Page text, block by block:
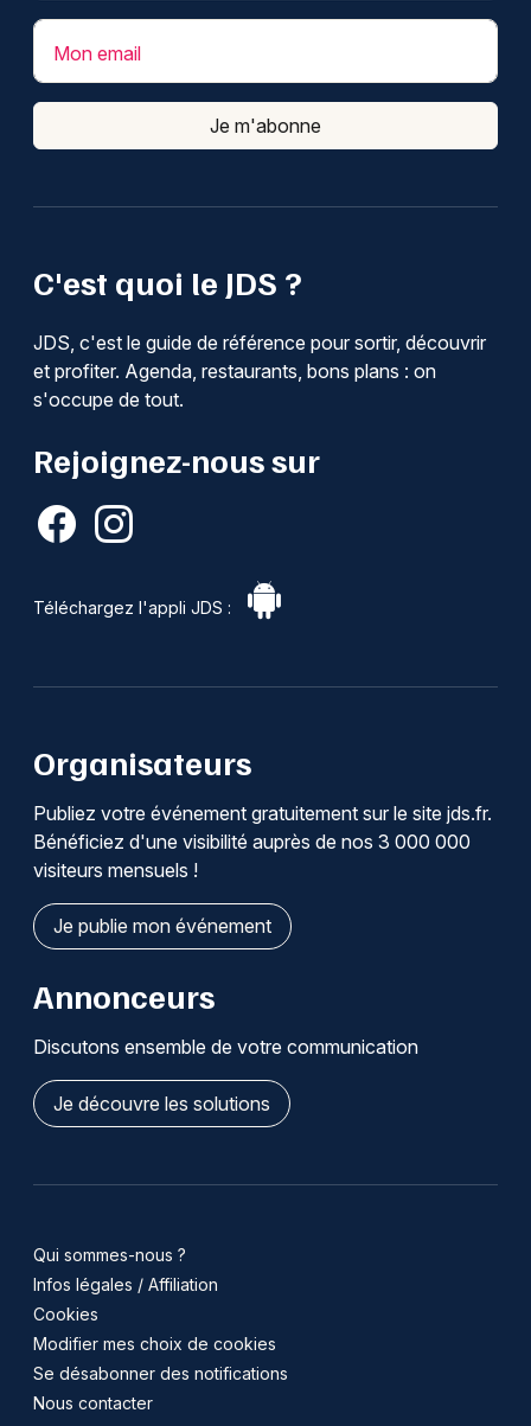
C'est quoi le JDS ?
JDS, c'est le guide de référence pour sortir, découvrir
et profiter. Agenda, restaurants, bons plans : on
s'occupe de tout.
Rejoignez-nous sur
Téléchargez l'appli JDS :
Mon email
Je m'abonne
Organisateurs
Publiez votre événement gratuitement sur le site jds.fr.
Bénéficiez d'une visibilité auprès de nos 3 000 000
visiteurs mensuels !
Je publie mon événement
Annonceurs
Discutons ensemble de votre communication
Je découvre les solutions
Qui sommes-nous ?
Infos légales / Affiliation
Cookies
Modifier mes choix de cookies
Se désabonner des notifications
Nous contacter